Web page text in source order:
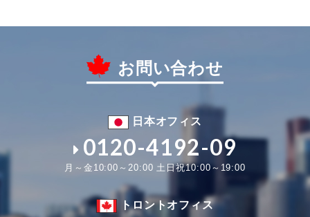
お問い合わせ
日本オフィス
0120-4192-09
月～金10:00～20:00 土日祝10:00～19:00
トロントオフィス